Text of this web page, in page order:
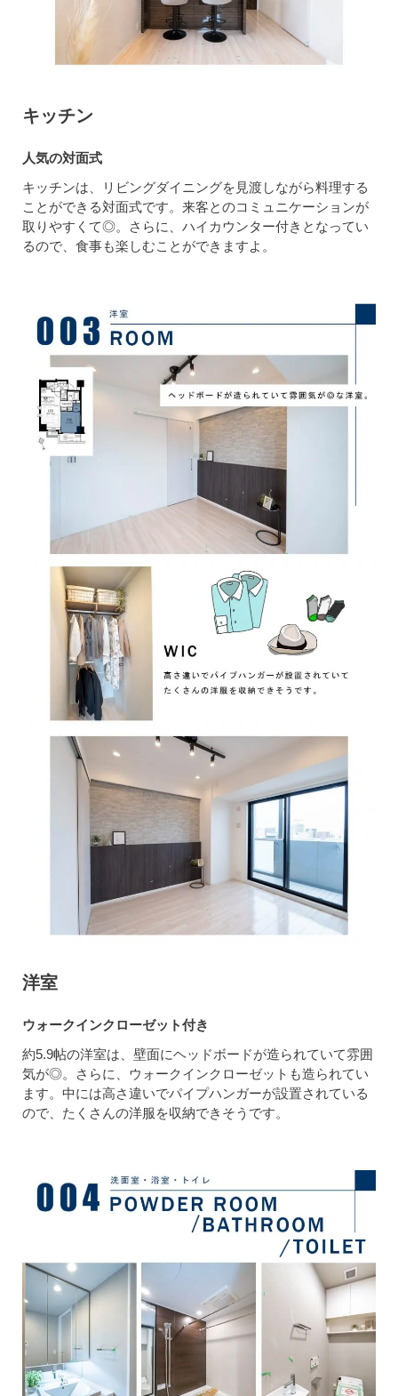
キッチン
人気の対面式
キッチンは、リビングダイニングを見渡しながら料理する
ことができる対面式です。来客とのコミュニケーションが
取りやすくて◎。さらに、ハイカウンター付きとなってい
るので、食事も楽しむことができますよ。
洋室
ウォークインクローゼット付き
約5.9帖の洋室は、壁面にヘッドボードが造られていて雰囲
気が◎。さらに、ウォークインクローゼットも造られてい
ます。中には高さ違いでパイプハンガーが設置されている
ので、たくさんの洋服を収納できそうです。